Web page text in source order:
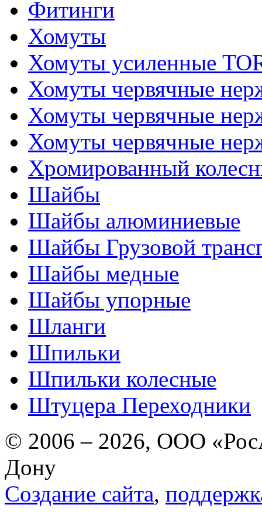
Фитинги
Хомуты
Хомуты усиленные
Хомуты червячные
Хомуты червячные
Хомуты червячные
Хромированный
Шайбы
Шайбы алюминиевые
Шайбы Грузовой
Шайбы медные
Шайбы упорные
Шланги
Шпильки
Шпильки колесные
Штуцера Переходники
© 2006 – 2026, ООО
Дону
Создание сайта,